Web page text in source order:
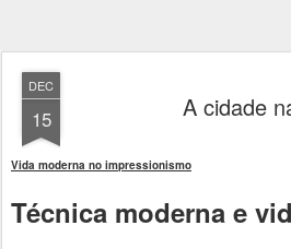
DEC
15 A cidade
Vida moderna no impressionismo
Técnica moderna e